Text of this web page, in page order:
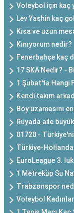
Voleybol için kaç
Lev Yashin kaç
Kısa ve uzun
Kınıyorum nedir?
Fenerbahçe kaç
17 SKA Nedir? -
1 Şubat'ta Hangi
Kendi takım
Boy uzamasını
Rüyada aile
01720 -
Türkiye-Hollanda
EuroLeague 3.
1 Metreküp Su
Trabzonspor
Voleybol